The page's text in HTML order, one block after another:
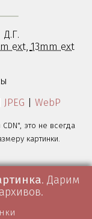
Д.Г.
ext 13mm ext
JPEG WebP
это не всегда
картинки.
. Дарим